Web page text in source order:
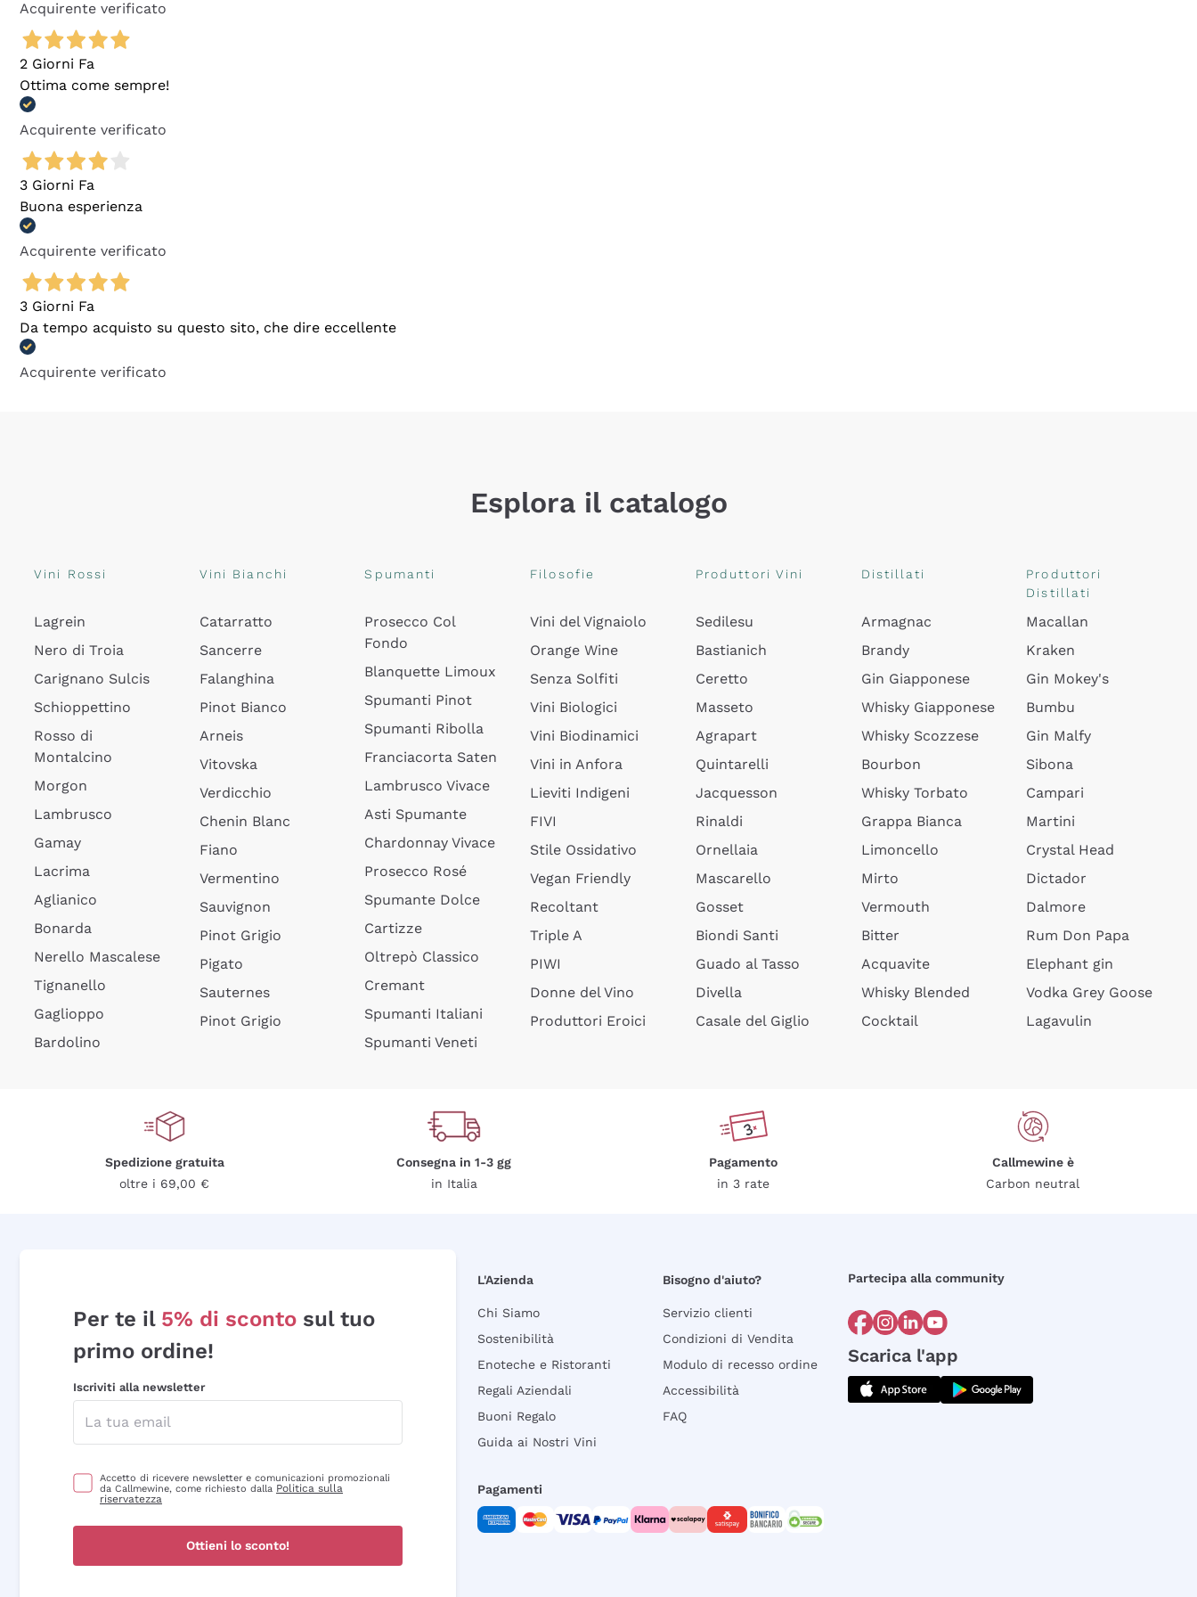
Acquirente verificato
2 Giorni Fa
Ottima come sempre!
Acquirente verificato
3 Giorni Fa
Buona esperienza
Acquirente verificato
3 Giorni Fa
Da tempo acquisto su questo sito, che dire eccellente
Acquirente verificato
Esplora il catalogo
Vini Rossi
Lagrein
Nero di Troia
Carignano Sulcis
Schioppettino
Rosso di
Montalcino
Morgon
Lambrusco
Gamay
Lacrima
Aglianico
Bonarda
Nerello Mascalese
Tignanello
Gaglioppo
Bardolino
Vini Bianchi
Catarratto
Sancerre
Falanghina
Pinot Bianco
Arneis
Vitovska
Verdicchio
Chenin Blanc
Fiano
Vermentino
Sauvignon
Pinot Grigio
Pigato
Sauternes
Pinot Grigio
Spumanti
Prosecco Col
Fondo
Blanquette Limoux
Spumanti Pinot
Spumanti Ribolla
Franciacorta Saten
Lambrusco Vivace
Asti Spumante
Chardonnay Vivace
Prosecco Rosé
Spumante Dolce
Cartizze
Oltrepò Classico
Cremant
Spumanti Italiani
Spumanti Veneti
Filosofie
Vini del Vignaiolo
Orange Wine
Senza Solfiti
Vini Biologici
Vini Biodinamici
Vini in Anfora
Lieviti Indigeni
FIVI
Stile Ossidativo
Vegan Friendly
Recoltant
Triple A
PIWI
Donne del Vino
Produttori Eroici
Produttori Vini
Sedilesu
Bastianich
Ceretto
Masseto
Agrapart
Quintarelli
Jacquesson
Rinaldi
Ornellaia
Mascarello
Gosset
Biondi Santi
Guado al Tasso
Divella
Casale del Giglio
Distillati
Armagnac
Brandy
Gin Giapponese
Whisky Giapponese
Whisky Scozzese
Bourbon
Whisky Torbato
Grappa Bianca
Limoncello
Mirto
Vermouth
Bitter
Acquavite
Whisky Blended
Cocktail
Produttori
Distillati
Macallan
Kraken
Gin Mokey's
Bumbu
Gin Malfy
Sibona
Campari
Martini
Crystal Head
Dictador
Dalmore
Rum Don Papa
Elephant gin
Vodka Grey Goose
Lagavulin
Spedizione gratuita
oltre i 69,00 €
Consegna in 1-3 gg
in Italia
Pagamento
in 3 rate
Callmewine è
Carbon neutral
Per te il 5% di sconto sul tuo
primo ordine!
Iscriviti alla newsletter
Accetto di ricevere newsletter e comunicazioni promozionali
da Callmewine, come richiesto dalla Politica sulla
riservatezza
Ottieni lo sconto!
L'Azienda
Chi Siamo
Sostenibilità
Enoteche e Ristoranti
Regali Aziendali
Buoni Regalo
Guida ai Nostri Vini
Bisogno d'aiuto?
Servizio clienti
Condizioni di Vendita
Modulo di recesso ordine
Accessibilità
FAQ
Partecipa alla community
Scarica l'app
Pagamenti